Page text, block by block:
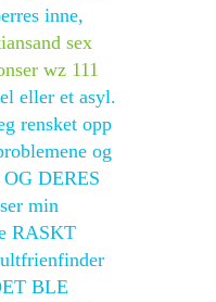
inne,
sex
wz 111
eller et asyl.
rensket opp
og
DERES
min
RASKT
BLE